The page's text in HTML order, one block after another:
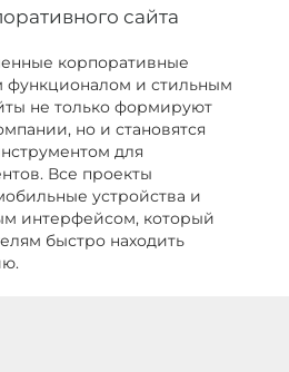
сайта
корпоративные
и стильным
не только формируют
но и становятся
для
Все проекты
устройства и
интерфейсом, который
быстро находить